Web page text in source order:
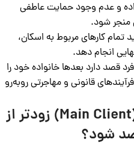
و عدم وجود حمایت عاطفی
منجر شود.
تمام کارهای مربوط به اسکان،
انجام دهد.
قصد دارد بعدها خانواده خود را
قانونی و مهاجرتی روبه‌رو
آیا لازم است فرد اصلی (Main Client) زودتر از
شود؟